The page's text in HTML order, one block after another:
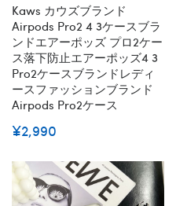
Kaws カウズブランド
Airpods Pro2 4 3ケースブラ
ンドエアーポッズ プロ2ケー
ス落下防止エアーポッズ4 3
Pro2ケースブランドレディ
ースファッションブランド
Airpods Pro2ケース
¥2,990